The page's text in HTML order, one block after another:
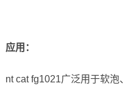
应用 ：
nt cat fg1021广泛用于软泡